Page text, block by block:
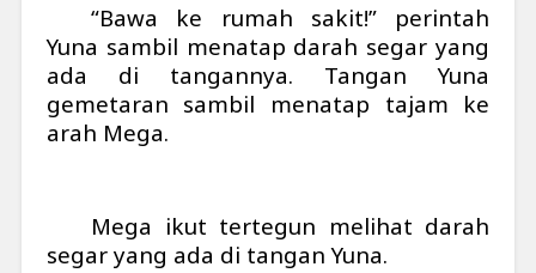
“Bawa ke rumah sakit!” perintah
Yuna sambil menatap darah segar yang
ada di tangannya. Tangan Yuna
gemetaran sambil menatap tajam ke
arah Mega.
Mega ikut tertegun melihat darah
segar yang ada di tangan Yuna.